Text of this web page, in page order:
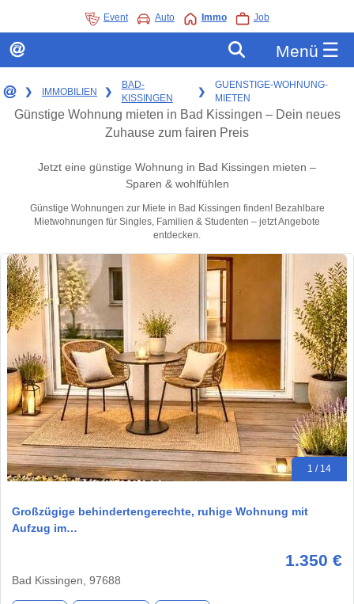
Event Auto Immo Job
Menü ☰
❯ IMMOBILIEN ❯
BAD-
KISSINGEN
❯
GUENSTIGE-WOHNUNG-
MIETEN
Günstige Wohnung mieten in Bad Kissingen – Dein neues
Zuhause zum fairen Preis
Jetzt eine günstige Wohnung in Bad Kissingen mieten –
Sparen & wohlfühlen
Günstige Wohnungen zur Miete in Bad Kissingen finden! Bezahlbare
Mietwohnungen für Singles, Familien & Studenten – jetzt Angebote
entdecken.
1 / 14
Großzügige behindertengerechte, ruhige Wohnung mit
Aufzug im…
1.350 €
Bad Kissingen, 97688